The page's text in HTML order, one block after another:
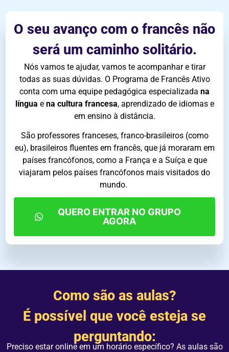
O seu avanço com o francês não
será um caminho solitário.
Nós vamos te ajudar, vamos te acompanhar e tirar
todas as suas dúvidas. O Programa de Francês Ativo
conta com uma equipe pedagógica especializada na
língua ena cultura francesa, aprendizado de idiomas e
em ensino à distância.
São professores franceses, franco-brasileiros (como
eu), brasileiros fluentes em francês, que já moraram em
países francófonos, como a França e a Suíça e que
viajaram pelos países francófonos mais visitados do
mundo.
QUERO ENTRAR NO GRUPO
AGORA
Como são as aulas?
É possível que você esteja se
perguntando:
Preciso estar online em um horário específico? As aulas são